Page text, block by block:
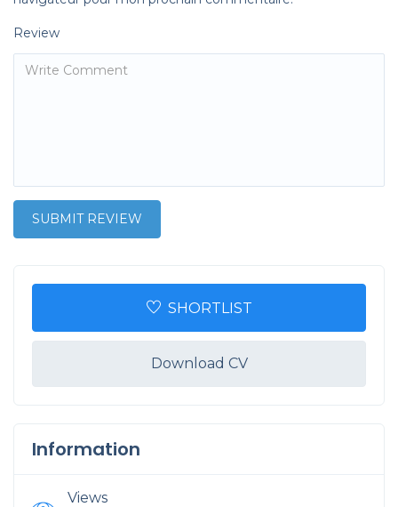
Review
SHORTLIST
Download CV
Information
Views